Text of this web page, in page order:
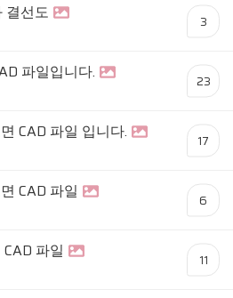
결선도 3
파일입니다. 23
CAD 파일 입니다. 17
CAD 파일 6
파일 11